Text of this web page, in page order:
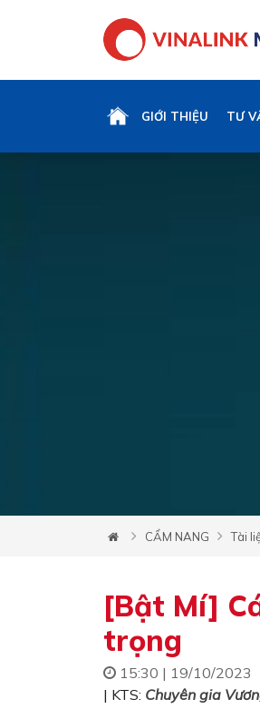
GIỚI THIỆU TƯ
CẨM NANG Tài
[Bật Mí]
trọng
15:30 | 19/10/2023
| KTS: Chuyên gia